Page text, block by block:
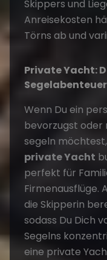
Skippers und
Anreisekosten
Törns ab und
Private Yacht:
Segelabenteuer
Wenn Du ein
bevorzugst oder
segeln
private Yacht
perfekt für
Firmenausflüge.
die Skipperin
sodass Du Dich
Segelns
eine private